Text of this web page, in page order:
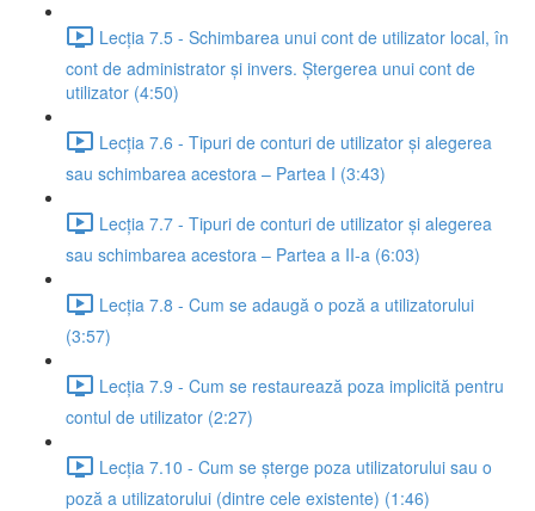
Lecția 7.5 - Schimbarea unui cont de utilizator local, în
cont de administrator și invers. Ștergerea unui cont de
utilizator (4:50)
Lecția 7.6 - Tipuri de conturi de utilizator și alegerea
sau schimbarea acestora – Partea I (3:43)
Lecția 7.7 - Tipuri de conturi de utilizator și alegerea
sau schimbarea acestora – Partea a II-a (6:03)
Lecția 7.8 - Cum se adaugă o poză a utilizatorului
(3:57)
Lecția 7.9 - Cum se restaurează poza implicită pentru
contul de utilizator (2:27)
Lecția 7.10 - Cum se șterge poza utilizatorului sau o
poză a utilizatorului (dintre cele existente) (1:46)